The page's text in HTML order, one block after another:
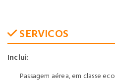
SERVICOS
Inclui:
Passagem aérea, em classe